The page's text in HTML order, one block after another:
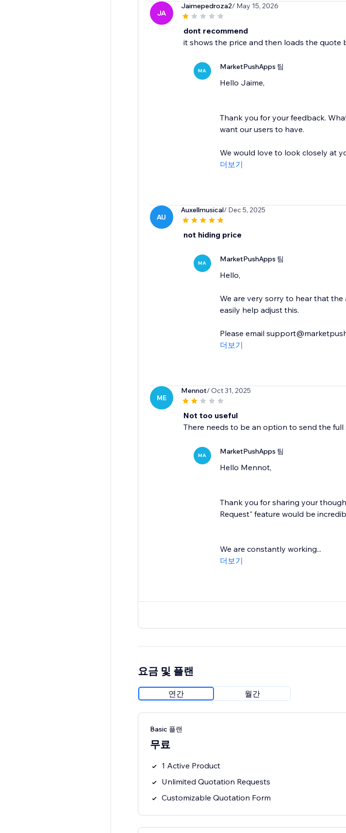
JA
Jaimepedroza2/ May 15, 2026
dont recommend
it shows the price and then loads the quote
MA MarketPushApps 팀
Hello Jaime,
Thank you for your feedback.
want our users to have.
We would love to look closely at
더보기
AU
Auxellmusical/ Dec 5, 2025
not hiding price
MA MarketPushApps 팀
Hello,
We are very sorry to hear that
easily help adjust this.
Please email
더보기
ME
Mennot/ Oct 31, 2025
Not too useful
There needs to be an option to send the
MA MarketPushApps 팀
Hello Mennot,
Thank you for sharing your
Request" feature would be
We are constantly working...
더보기
요금 및 플랜
연간 월간
Basic 플랜
무료
1 Active Product
Unlimited Quotation Requests
Customizable Quotation Form